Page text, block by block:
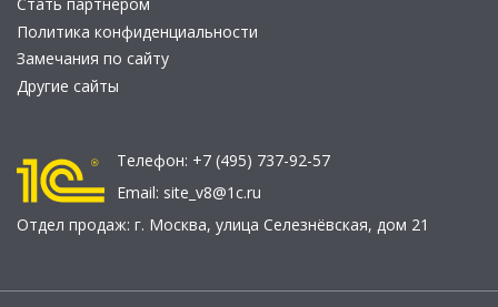
Политика конфиденциальности
Замечания по сайту
Другие сайты
Телефон: +7 (495) 737-92-57
Email: site_v8@1c.ru
Отдел продаж: г. Москва, улица Селезнёвская, дом 21